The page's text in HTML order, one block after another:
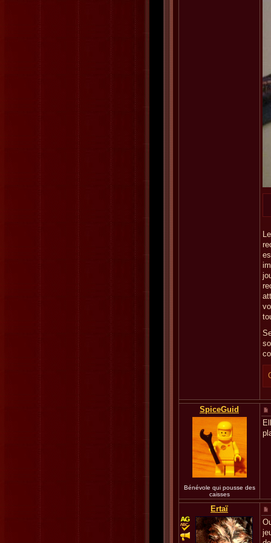
SpiceGuid
Bénévole qui pousse des
caisses
Ertaï